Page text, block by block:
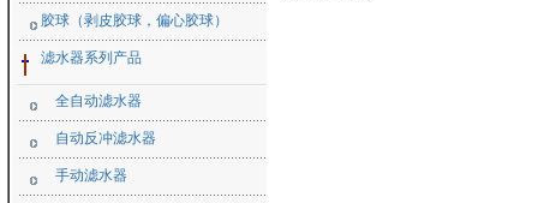
胶球（剥皮胶球，偏心胶球）
滤水器系列产品
全自动滤水器
自动反冲滤水器
手动滤水器